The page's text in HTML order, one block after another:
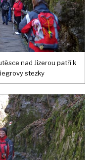
nad Jizerou patří k
stezky